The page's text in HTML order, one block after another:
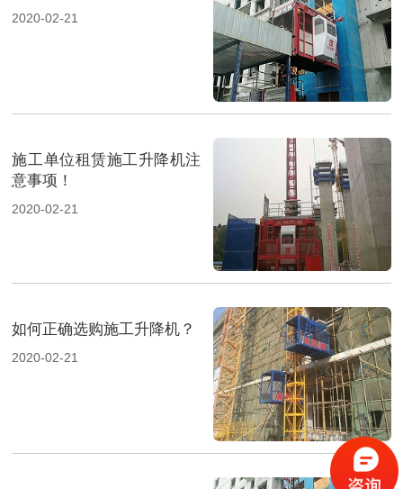
2020-02-21
施工单位租赁施工升降机注
意事项！
2020-02-21
如何正确选购施工升降机？
2020-02-21